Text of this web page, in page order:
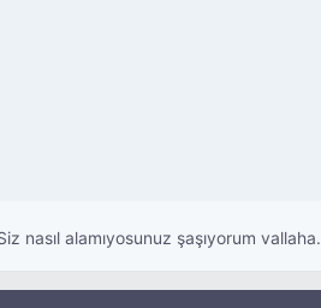
nasıl alamıyosunuz şaşıyorum vallaha.